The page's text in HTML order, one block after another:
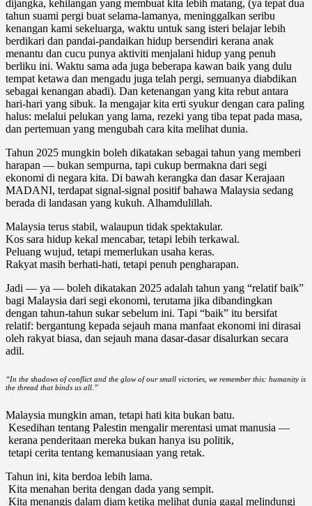
dijangka, kehilangan yang membuat kita lebih matang, (ya tepat dua
tahun suami pergi buat selama-lamanya, meninggalkan seribu
kenangan kami sekeluarga, waktu untuk sang isteri belajar lebih
berdikari dan pandai-pandaikan hidup bersendiri kerana anak
menantu dan cucu punya aktiviti menjalani hidup yang penuh
berliku ini. Waktu sama ada juga beberapa kawan baik yang dulu
tempat ketawa dan mengadu juga telah pergi, semuanya diabdikan
sebagai kenangan abadi). Dan ketenangan yang kita rebut antara
hari-hari yang sibuk. Ia mengajar kita erti syukur dengan cara paling
halus: melalui pelukan yang lama, rezeki yang tiba tepat pada masa,
dan pertemuan yang mengubah cara kita melihat dunia.
Tahun 2025 mungkin boleh dikatakan sebagai tahun yang memberi
harapan — bukan sempurna, tapi cukup bermakna dari segi
ekonomi di negara kita. Di bawah kerangka dan dasar Kerajaan
MADANI, terdapat signal-signal positif bahawa Malaysia sedang
berada di landasan yang kukuh. Alhamdulillah.
Malaysia terus stabil, walaupun tidak spektakular.
Kos sara hidup kekal mencabar, tetapi lebih terkawal.
Peluang wujud, tetapi memerlukan usaha keras.
Rakyat masih berhati-hati, tetapi penuh pengharapan.
Jadi — ya — boleh dikatakan 2025 adalah tahun yang “relatif baik”
bagi Malaysia dari segi ekonomi, terutama jika dibandingkan
dengan tahun-tahun sukar sebelum ini. Tapi “baik” itu bersifat
relatif: bergantung kepada sejauh mana manfaat ekonomi ini dirasai
oleh rakyat biasa, dan sejauh mana dasar-dasar disalurkan secara
adil.
“In the shadows of conflict and the glow of our small victories, we remember this: humanity is
the thread that binds us all.”
Malaysia mungkin aman, tetapi hati kita bukan batu.
Kesedihan tentang Palestin mengalir merentasi umat manusia —
kerana penderitaan mereka bukan hanya isu politik,
tetapi cerita tentang kemanusiaan yang retak.
Tahun ini, kita berdoa lebih lama.
Kita menahan berita dengan dada yang sempit.
Kita menangis dalam diam ketika melihat dunia gagal melindungi